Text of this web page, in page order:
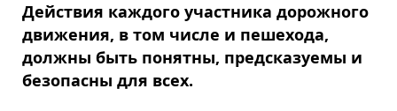
Действия каждого участника дорожного
движения, в том числе и пешехода,
должны быть понятны, предсказуемы и
безопасны для всех.